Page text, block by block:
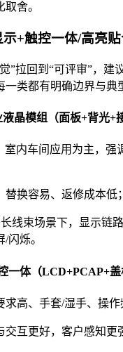
舍。
+触控一体/高亮
”拉回到“可评审”，建
类都有明确边界与典
晶模组（面板+背光+
室内车间应用为主，强
换容易、返修成本低
线束场景下，显示链
闪烁。
一体（LCD+PCAP+盖
求高、手套/湿手、操作
互更好，客户感知更